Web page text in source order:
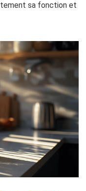
sa fonction et